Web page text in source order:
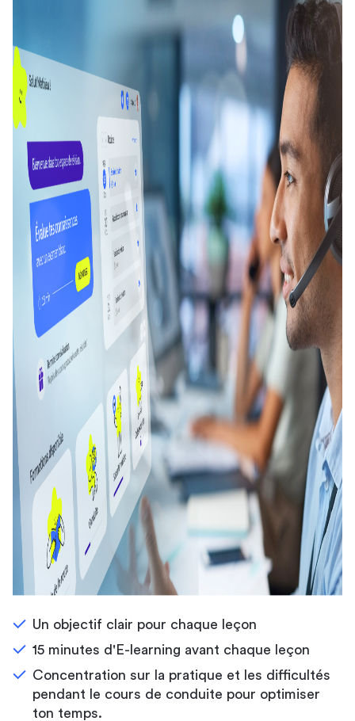
Un objectif clair pour chaque leçon
15 minutes d'E-learning avant chaque leçon
Concentration sur la pratique et les difficultés
pendant le cours de conduite pour optimiser
ton temps.